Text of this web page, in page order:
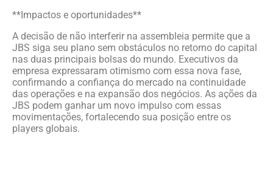
**Impactos e oportunidades**
A decisão de não interferir na assembleia permite que a
JBS siga seu plano sem obstáculos no retorno do capital
nas duas principais bolsas do mundo. Executivos da
empresa expressaram otimismo com essa nova fase,
confirmando a confiança do mercado na continuidade
das operações e na expansão dos negócios. As ações da
JBS podem ganhar um novo impulso com essas
movimentações, fortalecendo sua posição entre os
players globais.